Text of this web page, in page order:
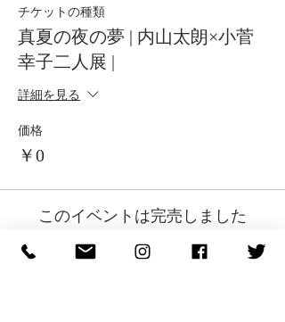
チケットの種類
真夏の夜の夢 | 内山太朗×小菅
幸子二人展 |
詳細を見る
価格
￥0
このイベントは完売しました